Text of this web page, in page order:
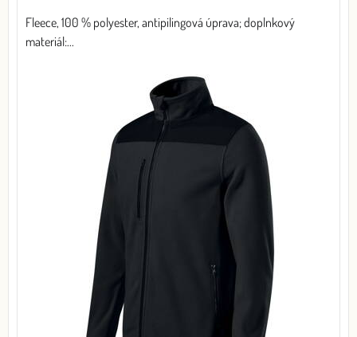
Fleece, 100 % polyester, antipilingová úprava; doplnkový
materiál:...